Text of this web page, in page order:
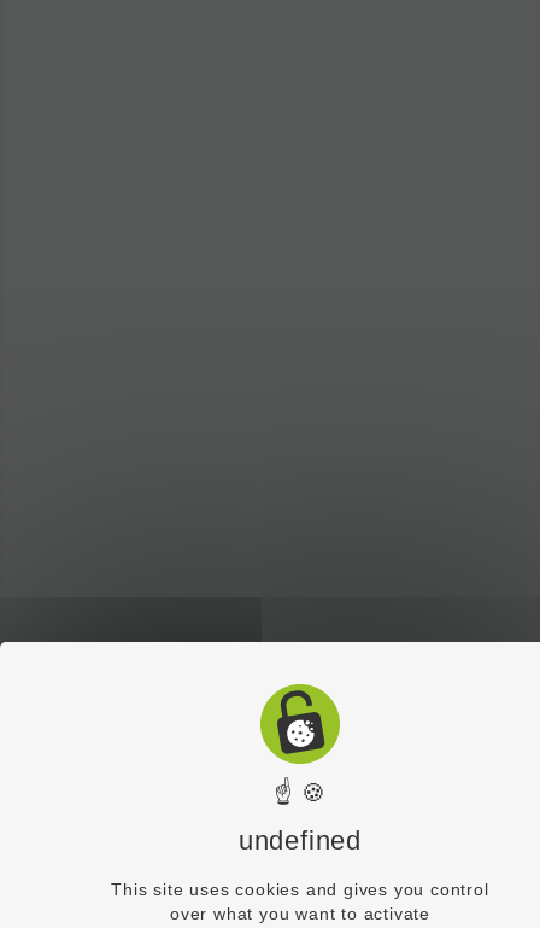
☝ 🍪
undefined
This site uses cookies and gives you control
over what you want to activate